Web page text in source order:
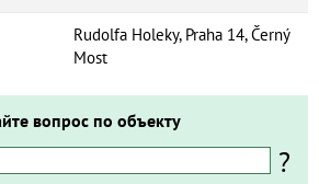
Rudolfa Holeky, Praha 14, Černý
Most
вопрос по объекту
?